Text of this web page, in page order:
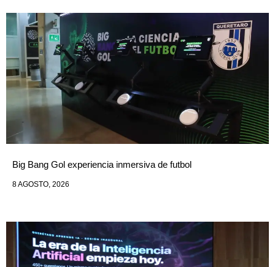
Big Bang Gol experiencia inmersiva de futbol
8 AGOSTO, 2026